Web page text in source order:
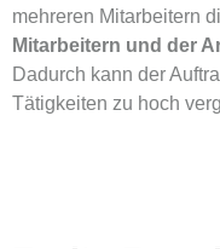
mehreren Mitarbeitern
Mitarbeitern und der
Dadurch kann der
Tätigkeiten zu hoch